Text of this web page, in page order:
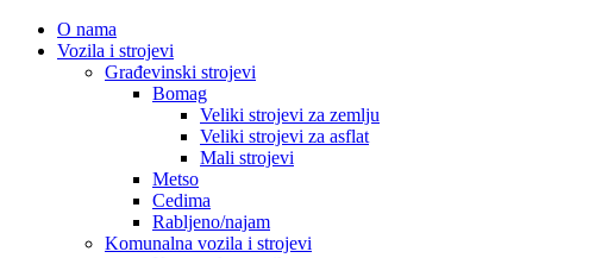
O nama
Vozila i strojevi
Građevinski strojevi
Bomag
Veliki strojevi za zemlju
Veliki strojevi za asflat
Mali strojevi
Metso
Cedima
Rabljeno/najam
Komunalna vozila i strojevi